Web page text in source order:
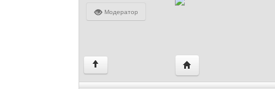
Модератор
↑ Посетить сайт